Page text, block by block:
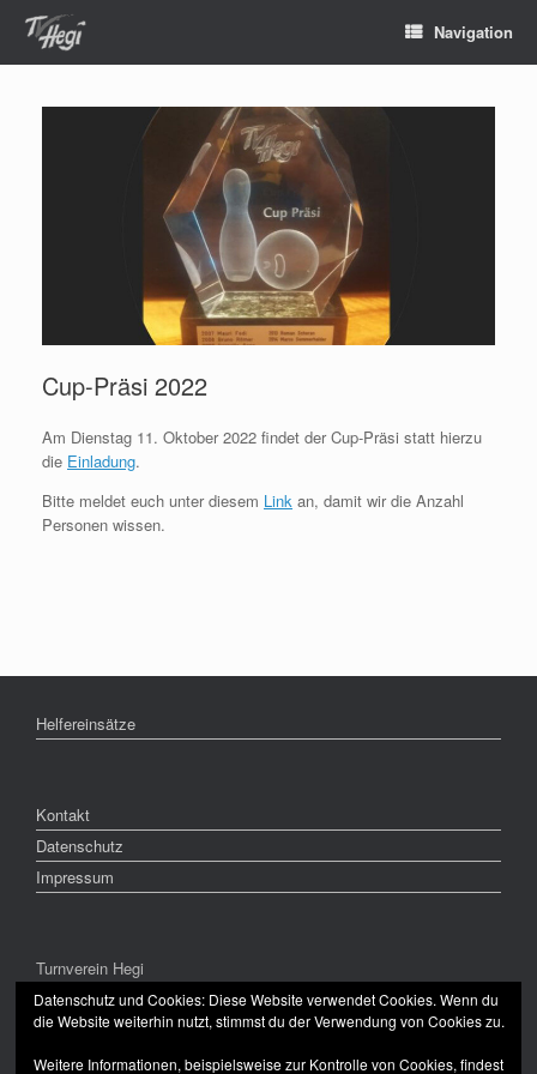
Navigation
Cup-Präsi 2022
Am Dienstag 11. Oktober 2022 findet der Cup-Präsi statt hierzu
die Einladung.
Bitte meldet euch unter diesem Link an, damit wir die Anzahl
Personen wissen.
Helfereinsätze
Kontakt
Datenschutz
Impressum
Turnverein Hegi
CH-8409 Winterthur
Datenschutz und Cookies: Diese Website verwendet Cookies. Wenn du
die Website weiterhin nutzt, stimmst du der Verwendung von Cookies zu.
Weitere Informationen, beispielsweise zur Kontrolle von Cookies, findest